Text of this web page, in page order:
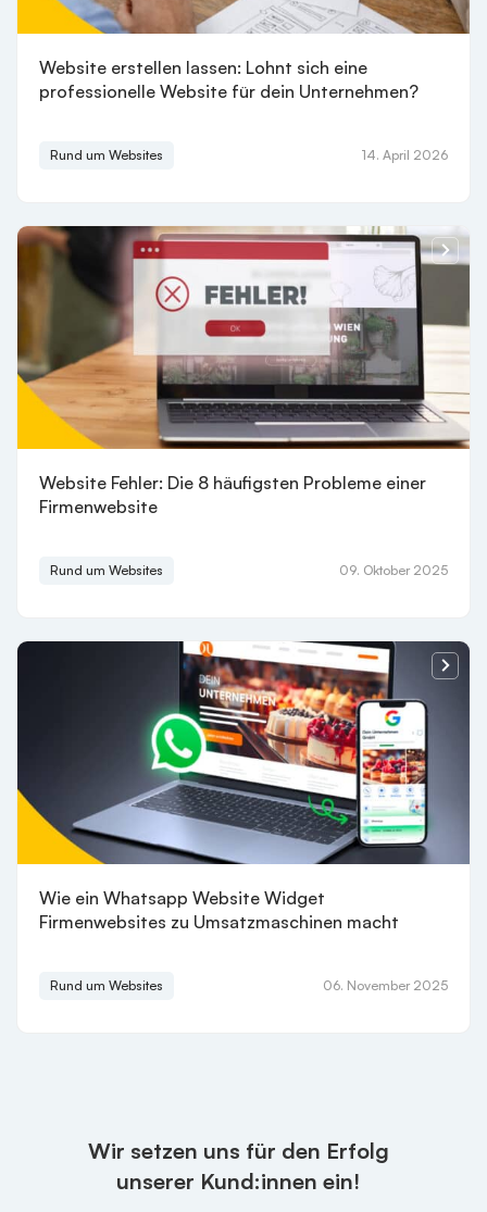
Website erstellen lassen: Lohnt sich eine
professionelle Website für dein Unternehmen?
Rund um Websites 14. April 2026
Website Fehler: Die 8 häufigsten Probleme einer
Firmenwebsite
Rund um Websites 09. Oktober 2025
Wie ein Whatsapp Website Widget
Firmenwebsites zu Umsatzmaschinen macht
Rund um Websites 06. November 2025
Wir setzen uns für den Erfolg
unserer Kund:innen ein!